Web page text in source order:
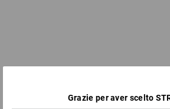
Grazie per aver scelto